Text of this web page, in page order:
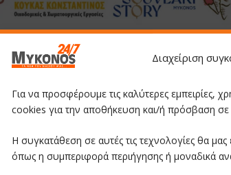
Διαχείριση
Για να προσφέρουμε τις καλύτερες εμπειρίες,
cookies για την αποθήκευση και/ή πρόσβαση
Η συγκατάθεση σε αυτές τις τεχνολογίες θα
όπως η συμπεριφορά περιήγησης ή μοναδικά